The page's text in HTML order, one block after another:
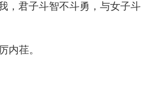
，君子斗智不斗勇，与女子斗
内荏。